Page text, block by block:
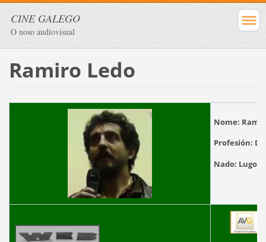
CINE GALEGO
O noso audiovisual
Ramiro Ledo
Nome:
Profesión:
Nado: